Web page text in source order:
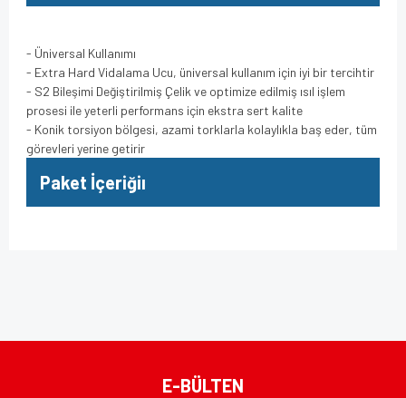
- Üniversal Kullanımı
- Extra Hard Vidalama Ucu, üniversal kullanım için iyi bir tercihtir
- S2 Bileşimi Değiştirilmiş Çelik ve optimize edilmiş ısıl işlem
prosesi ile yeterli performans için ekstra sert kalite
- Konik torsiyon bölgesi, azami torklarla kolaylıkla baş eder, tüm
görevleri yerine getirir
Paket İçeriğiı
Ürün resmi kalitesiz, bozuk veya görüntülenemiyor.
E-BÜLTEN